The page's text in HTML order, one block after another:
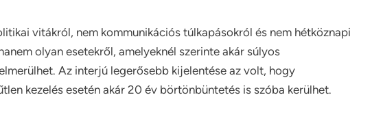
vitákról, nem kommunikációs túlkapásokról és nem hétköznapi
olyan esetekről, amelyeknél szerinte akár súlyos
Az interjú legerősebb kijelentése az volt, hogy
kezelés esetén akár 20 év börtönbüntetés is szóba kerülhet.